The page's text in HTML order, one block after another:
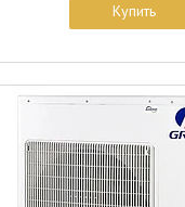
Купить